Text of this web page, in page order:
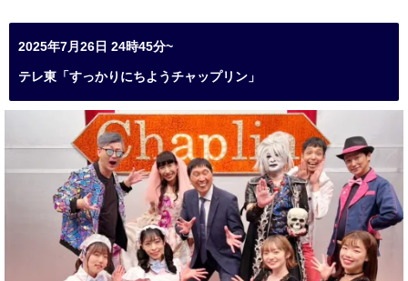
2025年7月26日 24時45分~
テレ東「すっかりにちようチャップリン」